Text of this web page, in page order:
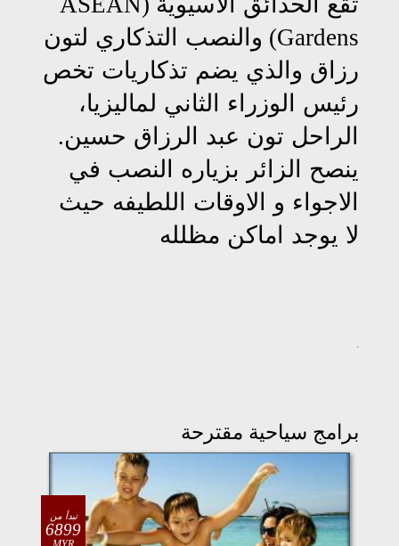
Gardens)
والنصب التذكاري لتون
رزاق والذي يضم تذكاريات تخص
رئيس الوزراء الثاني لماليزيا،
الراحل تون عبد الرزاق حسين.
ينصح الزائر بزياره النصب في
الاجواء و الاوقات اللطيفه حيث
لا يوجد اماكن مظلله
.
برامج سياحية مقترحة
تبدأ من
6899